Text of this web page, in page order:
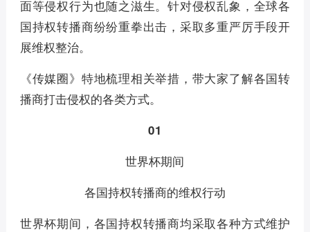
面等侵权行为也随之滋生。针对侵权乱象，全球各
国持权转播商纷纷重拳出击，采取多重严厉手段开
展维权整治。
《传媒圈》特地梳理相关举措，带大家了解各国转
播商打击侵权的各类方式。
01
世界杯期间
各国持权转播商的维权行动
世界杯期间，各国持权转播商均采取各种方式维护